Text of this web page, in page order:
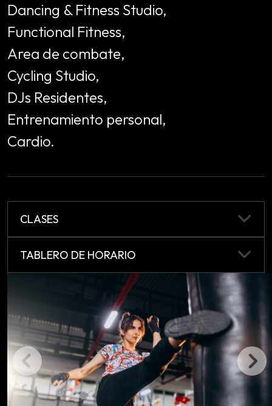
Dancing & Fitness Studio,
Functional Fitness,
Area de combate,
Cycling Studio,
DJs Residentes,
Entrenamiento personal,
Cardio.
CLASES
TABLERO DE HORARIO
Previous Next